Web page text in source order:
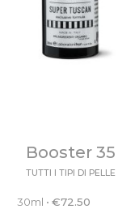
Booster 35
TUTTI I TIPI DI PELLE
30ml •€72.50